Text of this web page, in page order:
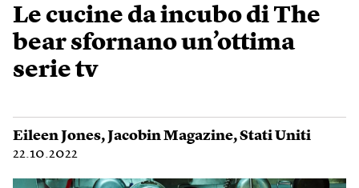
Le cucine da incubo di The
bear sfornano un’ottima
serie tv
Eileen Jones,Jacobin Magazine,Stati Uniti
22.10.2022